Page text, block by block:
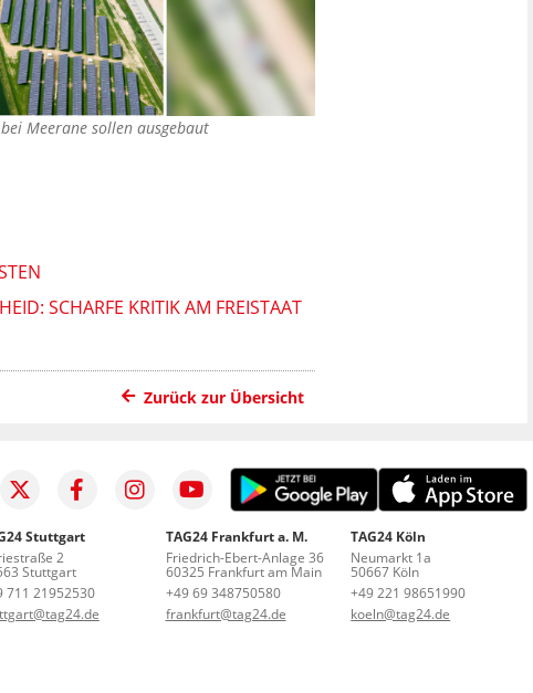
Meerane sollen ausgebaut
SCHARFE KRITIK AM FREISTAAT
Zurück zur Übersicht
Stuttgart
2
Stuttgart
711 21952530
TAG24 Frankfurt a. M.
Friedrich-Ebert-Anlage 36
60325 Frankfurt am Main
+49 69 348750580
frankfurt@tag24.de
TAG24 Köln
Neumarkt 1a
50667 Köln
+49 221 98651990
koeln@tag24.de